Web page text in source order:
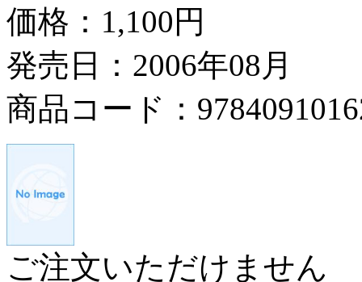
価格： 1,100円
発売日：2006年08月
商品コード：
ご注文いただけません